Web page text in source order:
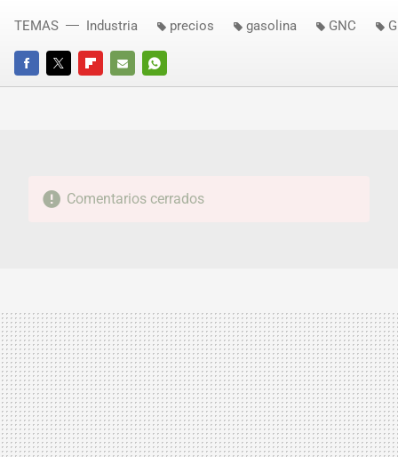
FACEBOOKTWITTERFLIPBOARD
E-
WHATSAPP
TEMAS Industria precios gasolina GNC
Comentarios cerrados